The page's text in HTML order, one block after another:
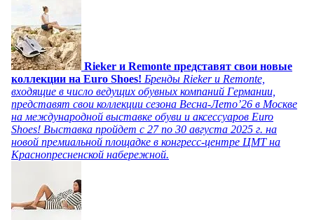
Rieker и Remonte представят свои новые
коллекции на Euro Shoes! Бренды Rieker и Remonte,
входящие в число ведущих обувных компаний Германии,
представят свои коллекции сезона Весна-Лето’26 в Москве
на международной выставке обуви и аксессуаров Euro
Shoes! Выставка пройдет c 27 по 30 августа 2025 г. на
новой премиальной площадке в конгресс-центре ЦМТ на
Краснопресненской набережной.